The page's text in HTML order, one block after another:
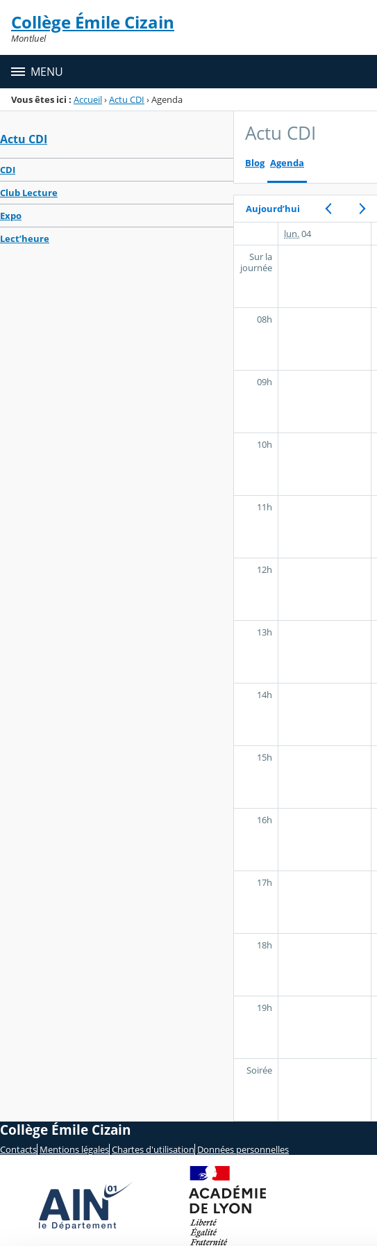
Menu de la rubrique
Contenu
Collège Émile Cizain
Montluel
MENU
Vous êtes ici : Accueil›Actu CDI ›Agenda
Actu CDI
CDI
Club Lecture
Expo
Lect’heure
Actu CDI
Blog Agenda
Aujourd’hui
lun.04
Sur la
journée
08h
09h
10h
11h
12h
13h
14h
15h
16h
17h
18h
19h
Soirée
Collège Émile Cizain
Contacts Mentions légales Chartes d'utilisation Données personnelles